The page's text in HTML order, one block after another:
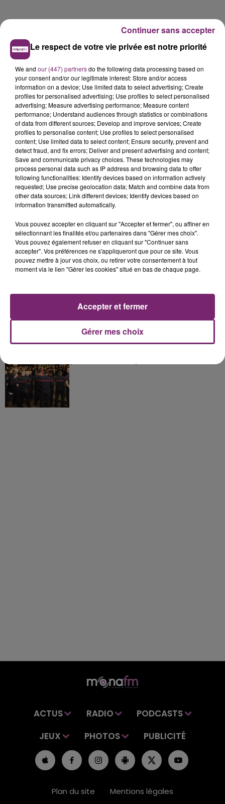
de Frelinghien !
158 pompiers de la région sont
ACTUS RADIO
PODCASTS
JEUX
PHOTOS PUBLICITÉ
Plan du site Mentions légales
Le respect de votre vie privée est notre priorité
We and our (447) partnersdo the following data processing based on
your consent and/or our legitimate interest: Store and/or access
information on a device; Use limited data to select advertising; Create
profiles for personalised advertising; Use profiles to select personalised
advertising; Measure advertising performance; Measure content
performance; Understand audiences through statistics or combinations
of data from different sources; Develop and improve services; Create
profiles to personalise content; Use profiles to select personalised
content; Use limited data to select content; Ensure security, prevent and
detect fraud, and fix errors; Deliver and present advertising and content;
Save and communicate privacy choices. These technologies may
process personal data such as IP address and browsing data to offer
following functionalities: Identify devices based on information actively
requested; Use precise geolocation data; Match and combine data from
other data sources; Link different devices; Identify devices based on
information transmitted automatically.
Vous pouvez accepter en cliquant sur "Accepter et fermer", ou affiner en
sélectionnant les finalités et/ou partenaires dans "Gérer mes choix".
Vous pouvez également refuser en cliquant sur "Continuer sans
accepter". Vos préférences ne s'appliqueront que pour ce site. Vous
pouvez mettre à jour vos choix, ou retirer votre consentement à tout
moment via le lien "Gérer les cookies" situé en bas de chaque page.
Gérer mes choix
Accepter et fermer
Continuer sans accepter